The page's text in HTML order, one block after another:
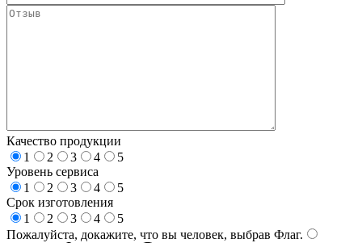
Качество продукции
1
2 3 4
5
Уровень сервиса
1
2 3 4
5
Срок изготовления
1
2 3 4
5
Пожалуйста, докажите, что вы человек, выбрав Флаг.